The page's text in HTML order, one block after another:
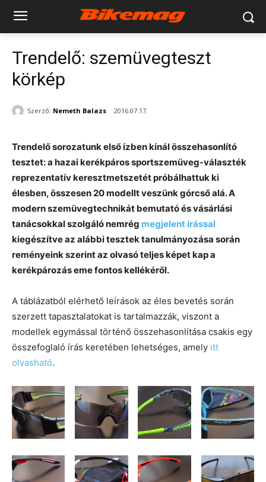
Trendelő: szemüvegteszt
körkép
Szerző: Nemeth Balazs 2016.07.17.
Trendelő sorozatunk első ízben kínál összehasonlító
tesztet: a hazai kerékpáros sportszemüveg-választék
reprezentatív keresztmetszetét próbálhattuk ki
élesben, összesen 20 modellt veszünk górcső alá. A
modern szemüvegtechnikát bemutató és vásárlási
tanácsokkal szolgáló nemrég megjelent írással
kiegészítve az alábbi tesztek tanulmányozása során
reményeink szerint az olvasó teljes képet kap a
kerékpározás eme fontos kellékéről.
A táblázatból elérhető leírások az éles bevetés során
szerzett tapasztalatokat is tartalmazzák, viszont a
modellek egymással történő összehasonlítása csakis egy
összefoglaló írás keretében lehetséges, amely itt
olvasható.